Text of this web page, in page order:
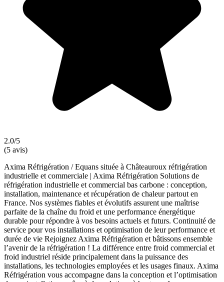
2.0/5
(5 avis)
Axima Réfrigération / Equans située à Châteauroux réfrigération
industrielle et commerciale | Axima Réfrigération Solutions de
réfrigération industrielle et commercial bas carbone : conception,
installation, maintenance et récupération de chaleur partout en
France. Nos systèmes fiables et évolutifs assurent une maîtrise
parfaite de la chaîne du froid et une performance énergétique
durable pour répondre à vos besoins actuels et futurs. Continuité de
service pour vos installations et optimisation de leur performance et
durée de vie Rejoignez Axima Réfrigération et bâtissons ensemble
l’avenir de la réfrigération ! La différence entre froid commercial et
froid industriel réside principalement dans la puissance des
installations, les technologies employées et les usages finaux. Axima
Réfrigération vous accompagne dans la conception et l’optimisation